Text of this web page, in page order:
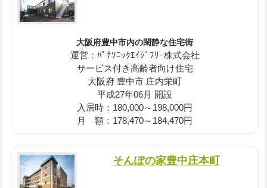
大阪府豊中市内の閑静な住宅街
運営：ﾊﾟﾅｿﾆｯｸｴｲｼﾞﾌﾘｰ株式会社
サービス付き高齢者向け住宅
大阪府 豊中市 庄内栄町
平成27年06月 開設
入居時：180,000～198,000円
月 額：178,470～184,470円
そんぽの家豊中庄本町